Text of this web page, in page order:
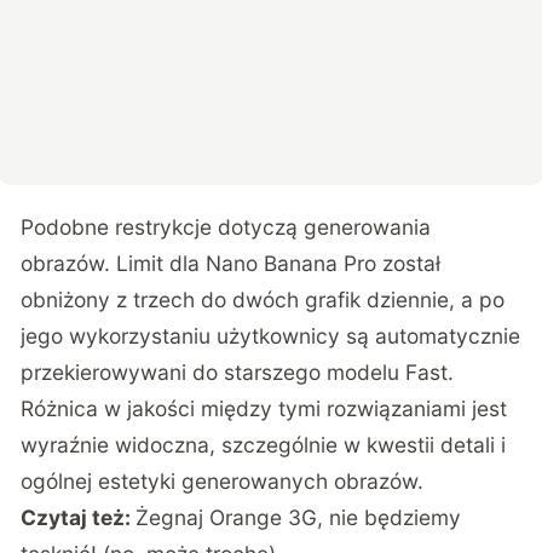
Podobne restrykcje dotyczą generowania
obrazów. Limit dla Nano Banana Pro został
obniżony z trzech do dwóch grafik dziennie, a po
jego wykorzystaniu użytkownicy są automatycznie
przekierowywani do starszego modelu Fast.
Różnica w jakości między tymi rozwiązaniami jest
wyraźnie widoczna, szczególnie w kwestii detali i
ogólnej estetyki generowanych obrazów.
Czytaj też: Żegnaj Orange 3G, nie będziemy